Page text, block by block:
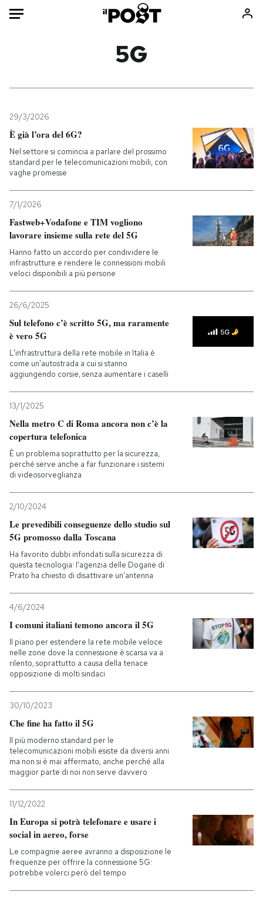
Mondo
Politica
Tecnologia
Internet
Cultura
Economia
Sport
Storie/Idee
Ok Boomer!
Mondiali calcio 2026
NEWSLETTER
I MIEI PREFERITI
SHOP
CALENDARIO
AREA PERSONALE
Entra
5G
29/3/2026
È già l’ora del 6G?
Nel settore si comincia a parlare del prossimo
standard per le telecomunicazioni mobili, con
vaghe promesse
7/1/2026
Fastweb+Vodafone e TIM vogliono
lavorare insieme sulla rete del 5G
Hanno fatto un accordo per condividere le
infrastrutture e rendere le connessioni mobili
veloci disponibili a più persone
26/6/2025
Sul telefono c’è scritto 5G, ma raramente
è vero 5G
L’infrastruttura della rete mobile in Italia è
come un’autostrada a cui si stanno
aggiungendo corsie, senza aumentare i caselli
13/1/2025
Nella metro C di Roma ancora non c’è la
copertura telefonica
È un problema soprattutto per la sicurezza,
perché serve anche a far funzionare i sistemi
di videosorveglianza
2/10/2024
Le prevedibili conseguenze dello studio sul
5G promosso dalla Toscana
Ha favorito dubbi infondati sulla sicurezza di
questa tecnologia: l'agenzia delle Dogane di
Prato ha chiesto di disattivare un’antenna
4/6/2024
I comuni italiani temono ancora il 5G
Il piano per estendere la rete mobile veloce
nelle zone dove la connessione è scarsa va a
rilento, soprattutto a causa della tenace
opposizione di molti sindaci
30/10/2023
Che fine ha fatto il 5G
Il più moderno standard per le
telecomunicazioni mobili esiste da diversi anni
ma non si è mai affermato, anche perché alla
maggior parte di noi non serve davvero
11/12/2022
In Europa si potrà telefonare e usare i
social in aereo, forse
Le compagnie aeree avranno a disposizione le
frequenze per offrire la connessione 5G:
potrebbe volerci però del tempo